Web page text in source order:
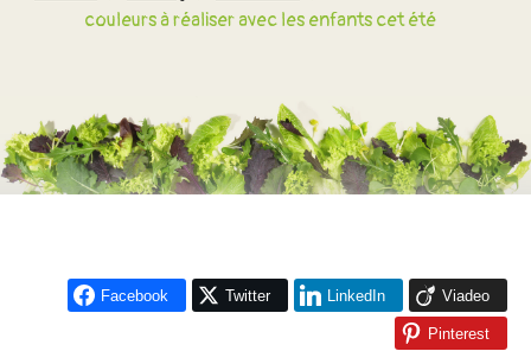
couleurs à réaliser avec les enfants cet été
Facebook Twitter LinkedIn Viadeo
Pinterest